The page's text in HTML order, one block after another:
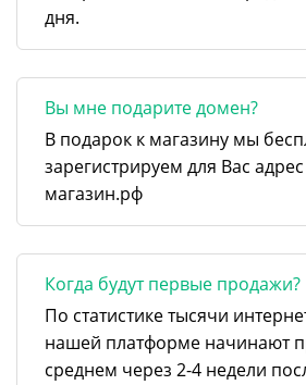
дня.
Вы мне подарите домен?
В подарок к магазину мы
зарегистрируем для Вас
магазин.рф
Когда будут первые продажи?
По статистике тысячи
нашей платформе начинают
среднем через 2-4 недели